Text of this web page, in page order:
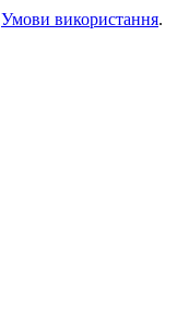
Умови використання.